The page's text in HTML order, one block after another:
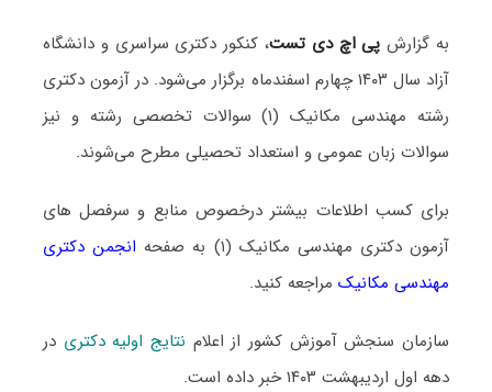
به گزارشپی اچ دی تست، کنکور دکتری سراسری و دانشگاه
آزاد سال ۱۴۰۳ چهارم اسفندماه برگزار می‌شود. در آزمون دکتری
رشته مهندسی مکانیک (۱) سوالات تخصصی رشته و نیز
سوالات زبان عمومی و استعداد تحصیلی مطرح می‌شوند.
برای کسب اطلاعات بیشتر درخصوص منابع و سرفصل های
آزمون دکتری مهندسی مکانیک (۱) به صفحه
انجمن دکتری
مهندسی مکانیکمراجعه کنید.
سازمان سنجش آموزش کشور از اعلام نتایج اولیه دکتری در
دهه اول اردیبهشت ۱۴۰۳ خبر داده است.